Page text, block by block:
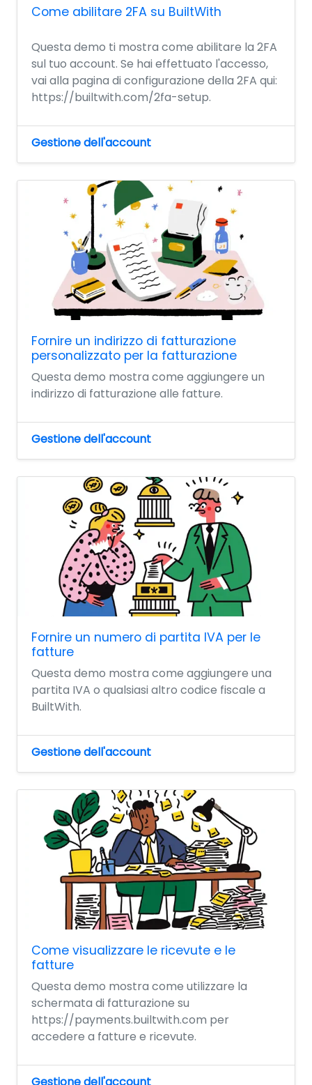
Come abilitare 2FA su BuiltWith
Questa demo ti mostra come abilitare la 2FA
sul tuo account. Se hai effettuato l'accesso,
vai alla pagina di configurazione della 2FA qui:
https://builtwith.com/2fa-setup.
Gestione dell'account
Fornire un indirizzo di fatturazione
personalizzato per la fatturazione
Questa demo mostra come aggiungere un
indirizzo di fatturazione alle fatture.
Gestione dell'account
Fornire un numero di partita IVA per le
fatture
Questa demo mostra come aggiungere una
partita IVA o qualsiasi altro codice fiscale a
BuiltWith.
Gestione dell'account
Come visualizzare le ricevute e le
fatture
Questa demo mostra come utilizzare la
schermata di fatturazione su
https://payments.builtwith.com per
accedere a fatture e ricevute.